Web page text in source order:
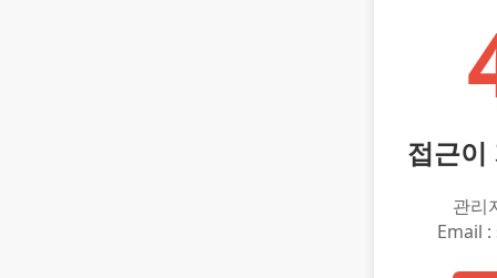
접근이
관리
Email